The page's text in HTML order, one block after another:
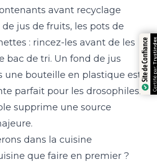
avant recyclage
jus de fruits, les pots de
: rincez-les avant de les
bac de tri. Un fond de jus
une bouteille en plastique est
parfait pour les drosophiles.
supprime une source
dans la cuisine
que faire en premier ?
Site de Confiance Certifié par:
Trustindex